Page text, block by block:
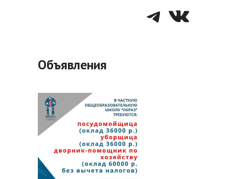
VK
Объявления